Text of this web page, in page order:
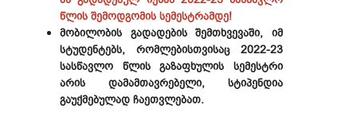
წლის შემოდგომის სემესტრამდე!
მობილობის გადადების შემთხვევაში, იმ
სტუდენტებს, რომლებისთვისაც 2022-23
სასწავლო წლის გაზაფხულის სემესტრი
არის დამამთავრებელი, სტიპენდია
გაუქმებულად ჩაეთვლებათ.